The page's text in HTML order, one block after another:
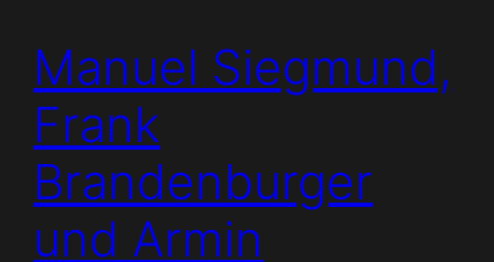
Manuel Siegmund,
Frank
Brandenburger
und Armin